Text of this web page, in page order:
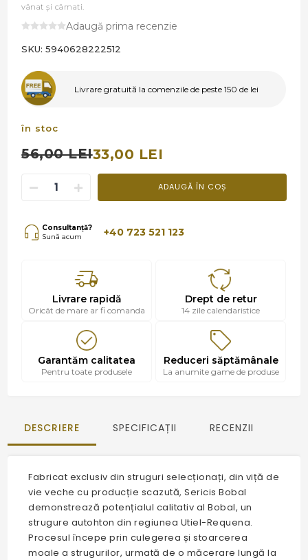
vânat și cârnati.
Adaugă prima recenzie
SKU: 5940628222512
Livrare gratuită la comenzile de peste 150 de lei
în stoc
56,00 LEI33,00 LEI
ADAUGĂ ÎN COȘ
Consultanță?
Sună acum
+40 723 521 123
Livrare rapidă
Oricât de mare ar fi comanda
Drept de retur
14 zile calendaristice
Garantăm calitatea
Pentru toate produsele
Reduceri săptămânale
La anumite game de produse
DESCRIERE SPECIFICAȚII RECENZII
Fabricat exclusiv din struguri selecționați, din viță de
vie veche cu producție scazută, Sericis Bobal
demonstrează potențialul calitativ al Bobal, un
strugure autohton din regiunea Utiel-Requena.
Procesul începe prin culegerea și stoarcerea
moale a strugurilor, urmată de o măcerare lungă la